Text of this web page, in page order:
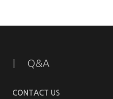
Q&A
CONTACT US